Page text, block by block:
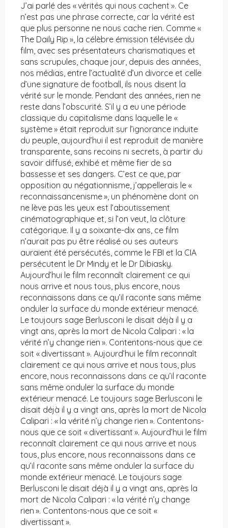
J’ai parlé des « vérités qui nous cachent ». Ce
n’est pas une phrase correcte, car la vérité est
que plus personne ne nous cache rien. Comme «
The Daily Rip », la célèbre émission télévisée du
film, avec ses présentateurs charismatiques et
sans scrupules, chaque jour, depuis des années,
nos médias, entre l’actualité d’un divorce et celle
d’une signature de football, ils nous disent la
vérité sur le monde. Pendant des années, rien ne
reste dans l’obscurité. S’il y a eu une période
classique du capitalisme dans laquelle le «
système » était reproduit sur l’ignorance induite
du peuple, aujourd’hui il est reproduit de manière
transparente, sans recoins ni secrets, à partir du
savoir diffusé, exhibé et même fier de sa
bassesse et ses dangers. C’est ce que, par
opposition au négationnisme, j’appellerais le «
reconnaissancenisme », un phénomène dont on
ne lève pas les yeux est l’aboutissement
cinématographique et, si l’on veut, la clôture
catégorique. Il y a soixante-dix ans, ce film
n’aurait pas pu être réalisé ou ses auteurs
auraient été persécutés, comme le FBI et la CIA
persécutent le Dr Mindy et le Dr Dibiasky.
Aujourd’hui le film reconnaît clairement ce qui
nous arrive et nous tous, plus encore, nous
reconnaissons dans ce qu’il raconte sans même
onduler la surface du monde extérieur menacé.
Le toujours sage Berlusconi le disait déjà il y a
vingt ans, après la mort de Nicola Calipari : « la
vérité n’y change rien ». Contentons-nous que ce
soit « divertissant ». Aujourd’hui le film reconnaît
clairement ce qui nous arrive et nous tous, plus
encore, nous reconnaissons dans ce qu’il raconte
sans même onduler la surface du monde
extérieur menacé. Le toujours sage Berlusconi le
disait déjà il y a vingt ans, après la mort de Nicola
Calipari : « la vérité n’y change rien ». Contentons-
nous que ce soit « divertissant ». Aujourd’hui le film
reconnaît clairement ce qui nous arrive et nous
tous, plus encore, nous reconnaissons dans ce
qu’il raconte sans même onduler la surface du
monde extérieur menacé. Le toujours sage
Berlusconi le disait déjà il y a vingt ans, après la
mort de Nicola Calipari : « la vérité n’y change
rien ». Contentons-nous que ce soit «
divertissant ».